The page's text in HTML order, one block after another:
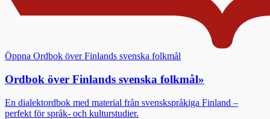
Öppna Ordbok över Finlands svenska folkmål
Ordbok över Finlands svenska folkmål»
En dialektordbok med material från svenskspråkiga Finland –
perfekt för språk- och kulturstudier.